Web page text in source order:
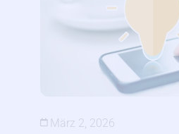
März 2, 2026